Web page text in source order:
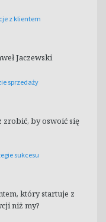
z klientem
Jaczewski
sprzedaży
zrobić, by oswoić się
sukcesu
który startuje z
niż my?